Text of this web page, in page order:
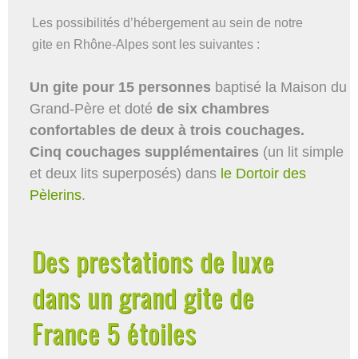
Les possibilités d’hébergement au sein de notre
gite en Rhône-Alpes sont les suivantes :
Un gite pour 15 personnes baptisé la Maison du
Grand-Père et doté de six chambres
confortables de deux à trois couchages.
Cinq couchages supplémentaires (un lit simple
et deux lits superposés) dans le Dortoir des
Pèlerins.
Des prestations de luxe
dans un grand gite de
France 5 étoiles